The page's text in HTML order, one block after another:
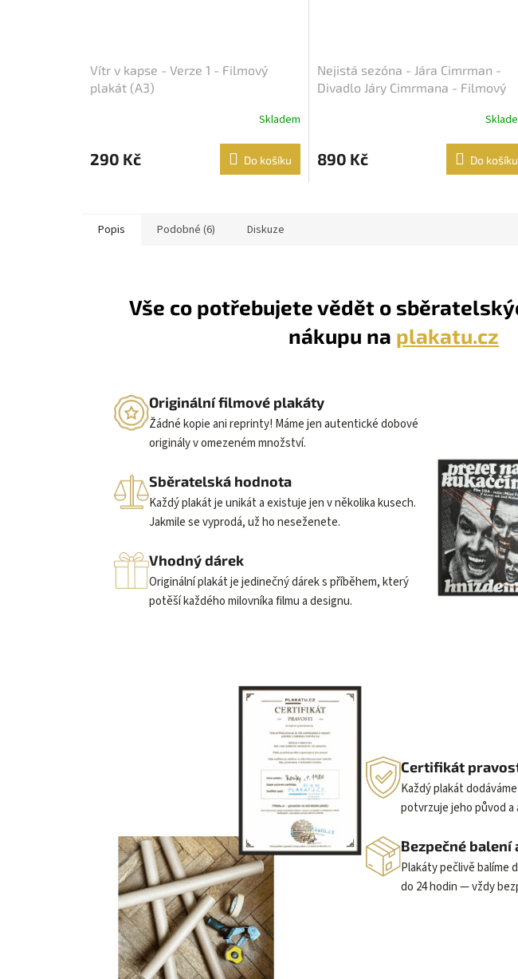
Vítr v kapse - Verze 1 - Filmový
plakát (A3)
Skladem
290 Kč Do košíku
Nejistá sezóna - Jára Cimrman -
Divadlo Járy Cimrmana - Filmový
890 Kč Do košíku
Popis Podobné (6) Diskuze
Vše co potřebujete vědět o
nákupu na plakatu.cz
Originální filmové plakáty
Žádné kopie ani reprinty! Máme jen autentické dobové
originály v omezeném množství.
Sběratelská hodnota
Každý plakát je unikát a existuje jen v několika kusech.
Jakmile se vyprodá, už ho neseženete.
Vhodný dárek
Originální plakát je jedinečný dárek s příběhem, který
potěší každého milovníka filmu a designu.
Certifikát
Každý plakát
potvrzuje jeho původ
Bezpečné
Plakáty pečlivě balíme
do 24 hodin — vždy